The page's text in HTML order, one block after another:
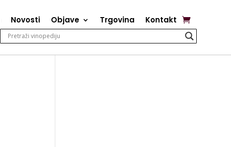
Novosti Objave Trgovina Kontakt